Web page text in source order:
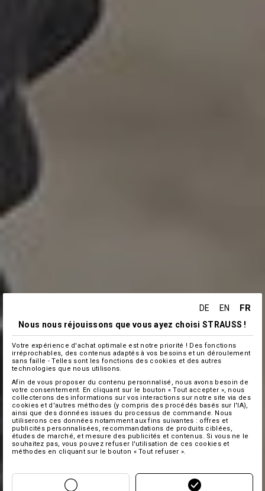
DE EN FR
Nous nous réjouissons que vous ayez choisi STRAUSS !
Votre expérience d'achat optimale est notre priorité ! Des fonctions
irréprochables, des contenus adaptés à vos besoins et un déroulement
sans faille - Telles sont les fonctions des cookies et des autres
technologies que nous utilisons.
Afin de vous proposer du contenu personnalisé, nous avons besoin de
votre consentement. En cliquant sur le bouton « Tout accepter », nous
collecterons des informations sur vos interactions sur notre site via des
cookies et d'autres méthodes (y compris des procédés basés sur l'IA),
ainsi que des données issues du processus de commande. Nous
utiliserons ces données notamment aux fins suivantes : offres et
publicités personnalisées, recommandations de produits ciblées,
études de marché, et mesure des publicités et contenus. Si vous ne le
souhaitez pas, vous pouvez refuser l'utilisation de ces cookies et
méthodes en cliquant sur le bouton « Tout refuser ».